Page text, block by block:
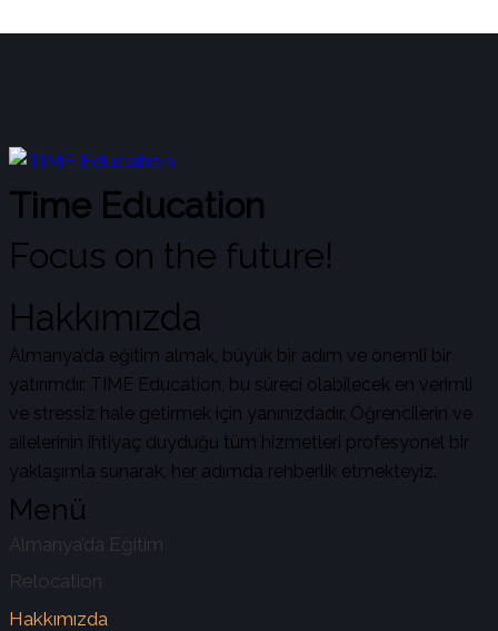
Time Education
Focus on the future!
Hakkımızda
Almanya’da eğitim almak, büyük bir adım ve önemli bir
yatırımdır. TIME Education, bu süreci olabilecek en verimli
ve stressiz hale getirmek için yanınızdadır. Öğrencilerin ve
ailelerinin ihtiyaç duyduğu tüm hizmetleri profesyonel bir
yaklaşımla sunarak, her adımda rehberlik etmekteyiz.
Menü
Almanya’da Eğitim
Relocation
Hakkımızda